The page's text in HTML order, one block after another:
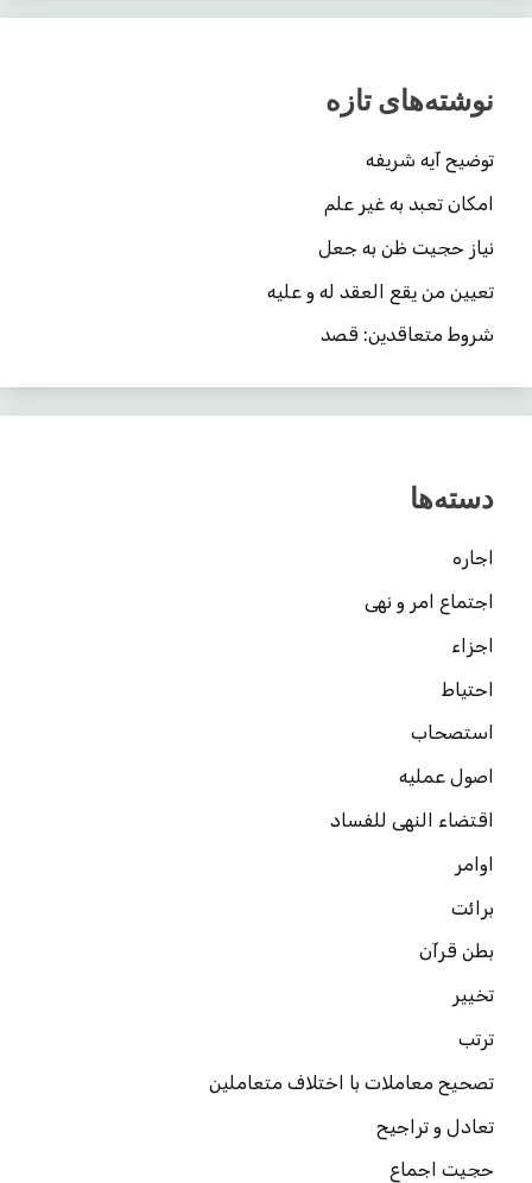
نوشته‌های تازه
توضیح آیه شریفه
امکان تعبد به غیر علم
نیاز حجیت ظن به جعل
تعیین من یقع العقد له و علیه
شروط متعاقدین: قصد
دسته‌ها
اجاره
اجتماع امر و نهی
اجزاء
احتیاط
استصحاب
اصول عملیه
اقتضاء النهی للفساد
اوامر
برائت
بطن قرآن
تخییر
ترتب
تصحیح معاملات با اختلاف متعاملین
تعادل و تراجیح
حجیت اجماع